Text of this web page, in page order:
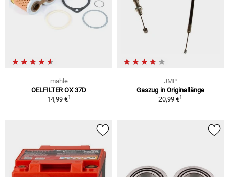
mahle
OELFILTER OX 37D
14,99 €1
JMP
Gaszug in Originallänge
20,99 €1